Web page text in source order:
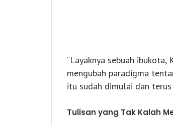
“Layaknya sebuah
mengubah paradigma
itu sudah dimulai dan terus
Tulisan yang Tak Kalah